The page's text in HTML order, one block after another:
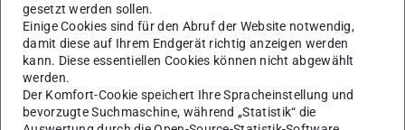
Studenten aufgewertet werden sollte und so entwickelten
fünf Teams ein entsprechendes Konzept. Weitere BID
wurden von Teams um den Mathildenplatz, in der
Adelungenstraße, der Alexanderstraße, um den Kantplatz,
den Freibergerplatz, den Stadtkirchplatz, in der
gesetzt werden sollen.
Einige Cookies sind für den Abruf der Website notwendig,
damit diese auf Ihrem Endgerät richtig anzeigen werden
kann. Diese essentiellen Cookies können nicht abgewählt
werden.
Der Komfort-Cookie speichert Ihre Spracheinstellung und
bevorzugte Suchmaschine, während „Statistik“ die